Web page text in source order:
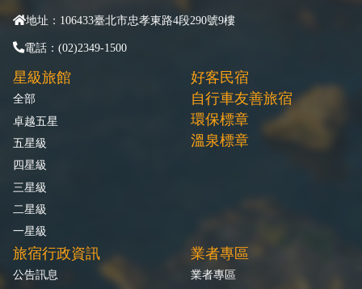
地址：106433臺北市忠孝東路4段290號9樓
電話：(02)2349-1500
星級旅館
全部
卓越五星
五星級
四星級
三星級
二星級
一星級
好客民宿
自行車友善旅宿
環保標章
溫泉標章
旅宿行政資訊
公告訊息
業者專區
業者專區